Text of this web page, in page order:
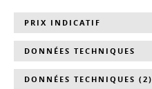
PRIX INDICATIF
DONNÉES TECHNIQUES
DONNÉES TECHNIQUES (2)